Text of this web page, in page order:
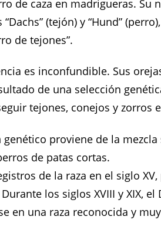
de caza en madrigueras. Su
“Dachs” (tejón) y “Hund”
de tejones”.
es inconfundible. Sus
de una selección
tejones, conejos y zorros
genético proviene de la mezcla
de patas cortas.
de la raza en el siglo
Durante los siglos XVIII y XIX,
en una raza reconocida y